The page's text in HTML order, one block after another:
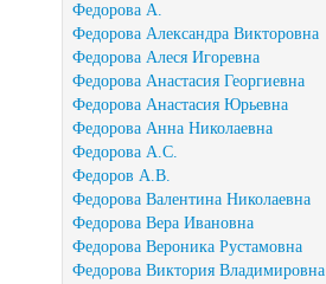
Федорова А.
Федорова Александра Викторовна
Федорова Алеся Игоревна
Федорова Анастасия Георгиевна
Федорова Анастасия Юрьевна
Федорова Анна Николаевна
Федорова А.С.
Федоров А.В.
Федорова Валентина Николаевна
Федорова Вера Ивановна
Федорова Вероника Рустамовна
Федорова Виктория Владимировна